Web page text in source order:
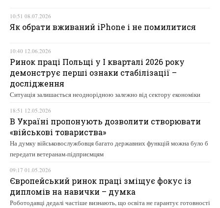
10:51 08.07.2026
Як обрати вживаний iPhone і не помилитися
10:40 12.06.2026
Ринок праці Польщі у І кварталі 2026 року
демонструє перші ознаки стабілізації –
дослідження
Ситуація залишається неоднорідною залежно від сектору економіки
18:51 12.05.2026
В Україні пропонують дозволити створювати
«військові товариства»
На думку військовослужбовця багато державних функцій можна було б
передати ветеранам-підприємцям
09:17 01.05.2026
Європейський ринок праці зміщує фокус із
дипломів на навички – думка
Роботодавці дедалі частіше визнають, що освіта не гарантує готовності